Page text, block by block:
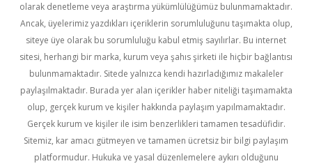
olarak denetleme veya araştırma yükümlülüğümüz bulunmamaktadır.
Ancak, üyelerimiz yazdıkları içeriklerin sorumluluğunu taşımakta olup,
siteye üye olarak bu sorumluluğu kabul etmiş sayılırlar. Bu internet
sitesi, herhangi bir marka, kurum veya şahıs şirketi ile hiçbir bağlantısı
bulunmamaktadır. Sitede yalnızca kendi hazırladığımız makaleler
paylaşılmaktadır. Burada yer alan içerikler haber niteliği taşımamakta
olup, gerçek kurum ve kişiler hakkında paylaşım yapılmamaktadır.
Gerçek kurum ve kişiler ile isim benzerlikleri tamamen tesadüfidir.
Sitemiz, kar amacı gütmeyen ve tamamen ücretsiz bir bilgi paylaşım
platformudur. Hukuka ve yasal düzenlemelere aykırı olduğunu